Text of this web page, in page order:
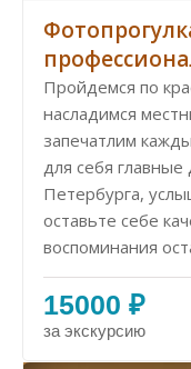
Пройдемся по
насладимся
запечатлим
для себя главные
Петербурга,
оставьте себе
воспоминания
15000 ₽
за экскурсию